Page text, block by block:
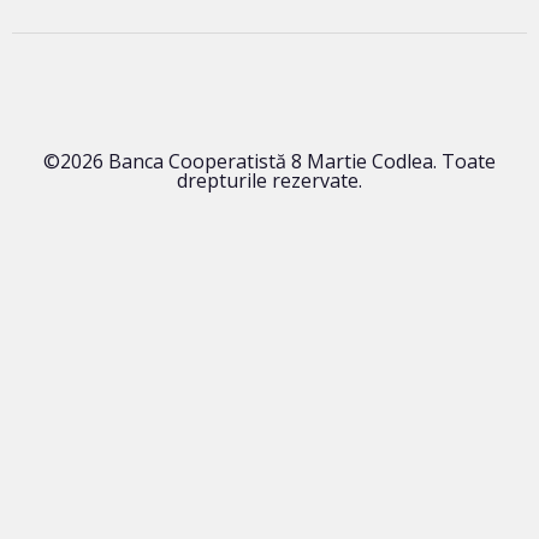
©2026 Banca Cooperatistă 8 Martie Codlea. Toate
drepturile rezervate.